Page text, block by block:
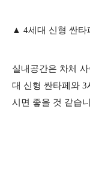
​▲ 4세대 신형 싼타
실내공간은 차체
대 신형 싼타페와
시면 좋을 것 같습